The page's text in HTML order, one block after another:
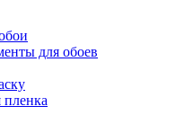
для обоев
пленка